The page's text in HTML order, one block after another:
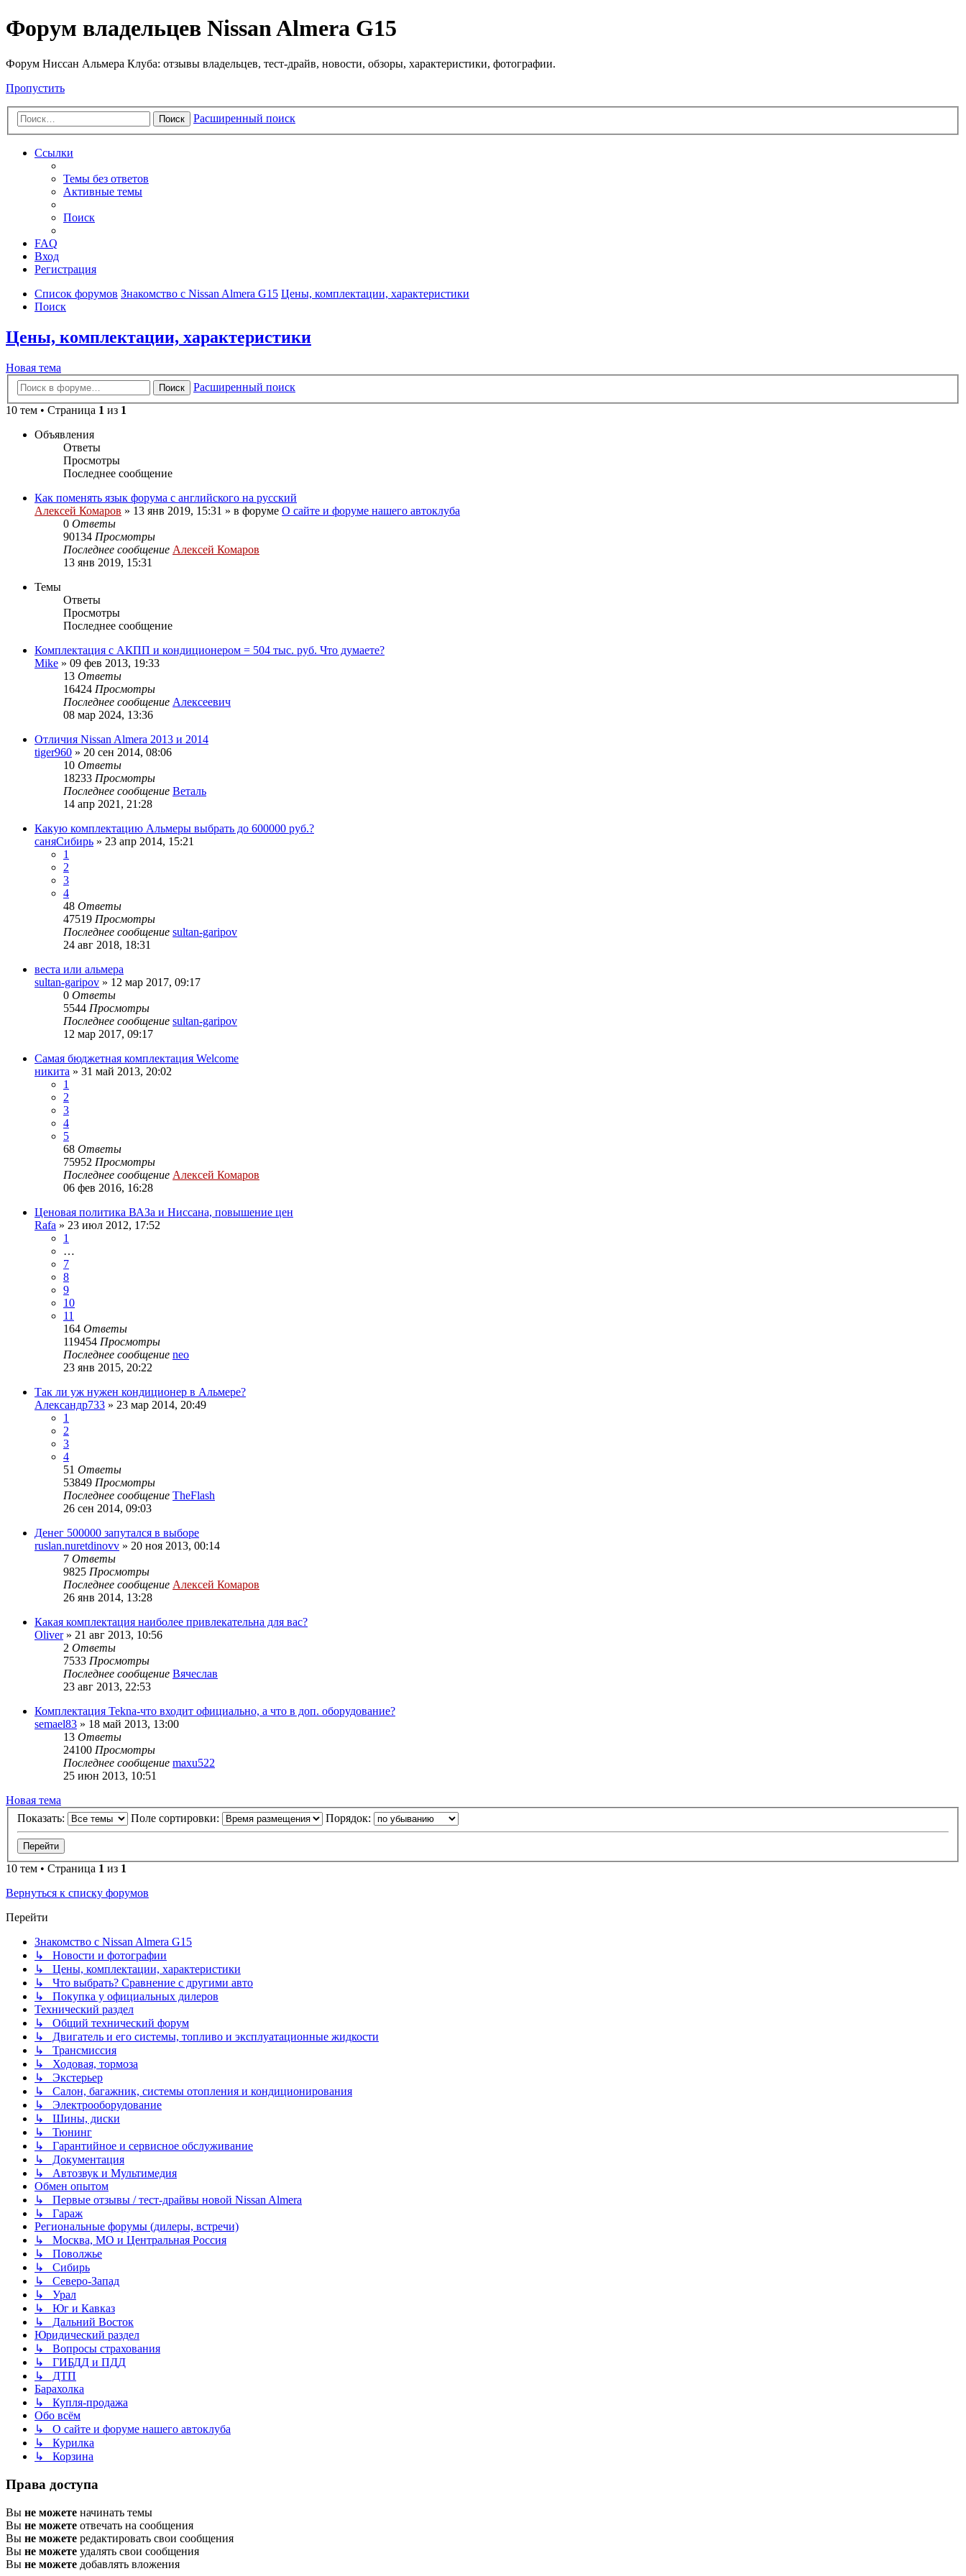
Форум владельцев Nissan Almera G15
Форум Ниссан Альмера Клуба: отзывы владельцев, тест-драйв, новости, обзоры, характеристики, фотографии.
Пропустить
Поиск Расширенный поиск
Ссылки
Темы без ответов
Активные темы
Поиск
FAQ
Вход
Регистрация
Список форумов Знакомство с Nissan Almera G15 Цены, комплектации, характеристики
Поиск
Цены, комплектации, характеристики
Новая тема
Поиск
Расширенный поиск
10 тем • Страница 1 из 1
Объявления
Ответы
Просмотры
Последнее сообщение
Как поменять язык форума с английского на русский
Алексей Комаров » 13 янв 2019, 15:31 » в форуме О сайте и форуме нашего автоклуба
0 Ответы
90134 Просмотры
Последнее сообщение Алексей Комаров
13 янв 2019, 15:31
Темы
Ответы
Просмотры
Последнее сообщение
Комплектация с АКПП и кондиционером = 504 тыс. руб. Что думаете?
Mike » 09 фев 2013, 19:33
13 Ответы
16424 Просмотры
Последнее сообщение Алексеевич
08 мар 2024, 13:36
Отличия Nissan Almera 2013 и 2014
tiger960 » 20 сен 2014, 08:06
10 Ответы
18233 Просмотры
Последнее сообщение Веталь
14 апр 2021, 21:28
Какую комплектацию Альмеры выбрать до 600000 руб.?
саняСибирь » 23 апр 2014, 15:21
1
2
3
4
48 Ответы
47519 Просмотры
Последнее сообщение sultan-garipov
24 авг 2018, 18:31
веста или альмера
sultan-garipov » 12 мар 2017, 09:17
0 Ответы
5544 Просмотры
Последнее сообщение sultan-garipov
12 мар 2017, 09:17
Самая бюджетная комплектация Welcome
никита » 31 май 2013, 20:02
1
2
3
4
5
68 Ответы
75952 Просмотры
Последнее сообщение Алексей Комаров
06 фев 2016, 16:28
Ценовая политика ВАЗа и Ниссана, повышение цен
Rafa » 23 июл 2012, 17:52
1
…
7
8
9
10
11
164 Ответы
119454 Просмотры
Последнее сообщение neo
23 янв 2015, 20:22
Так ли уж нужен кондиционер в Альмере?
Александр733 » 23 мар 2014, 20:49
1
2
3
4
51 Ответы
53849 Просмотры
Последнее сообщение TheFlash
26 сен 2014, 09:03
Денег 500000 запутался в выборе
ruslan.nuretdinovv » 20 ноя 2013, 00:14
7 Ответы
9825 Просмотры
Последнее сообщение Алексей Комаров
26 янв 2014, 13:28
Какая комплектация наиболее привлекательна для вас?
Oliver» 21 авг 2013, 10:56
2 Ответы
7533 Просмотры
Последнее сообщение Вячеслав
23 авг 2013, 22:53
Комплектация Tekna-что входит официально, а что в доп. оборудование?
semael83 » 18 май 2013, 13:00
13 Ответы
24100 Просмотры
Последнее сообщение maxu522
25 июн 2013, 10:51
Новая тема
Показать:
Поле сортировки: Порядок:
10 тем • Страница 1 из 1
Вернуться к списку форумов
Перейти
Знакомство с Nissan Almera G15
↳ Новости и фотографии
↳ Цены, комплектации, характеристики
↳ Что выбрать? Сравнение с другими авто
↳ Покупка у официальных дилеров
Технический раздел
↳ Общий технический форум
↳ Двигатель и его системы, топливо и эксплуатационные жидкости
↳ Трансмиссия
↳ Ходовая, тормоза
↳ Экстерьер
↳ Салон, багажник, системы отопления и кондиционирования
↳ Электрооборудование
↳ Шины, диски
↳ Тюнинг
↳ Гарантийное и сервисное обслуживание
↳ Документация
↳ Автозвук и Мультимедия
Обмен опытом
↳ Первые отзывы / тест-драйвы новой Nissan Almera
↳ Гараж
Региональные форумы (дилеры, встречи)
↳ Москва, МО и Центральная Россия
↳ Поволжье
↳ Сибирь
↳ Северо-Запад
↳ Урал
↳ Юг и Кавказ
↳ Дальний Восток
Юридический раздел
↳ Вопросы страхования
↳ ГИБДД и ПДД
↳ ДТП
Барахолка
↳ Купля-продажа
Обо всём
↳ О сайте и форуме нашего автоклуба
↳ Курилка
↳ Корзина
Права доступа
Вы не можете начинать темы
Вы не можете отвечать на сообщения
Вы не можете редактировать свои сообщения
Вы не можете удалять свои сообщения
Вы не можете добавлять вложения